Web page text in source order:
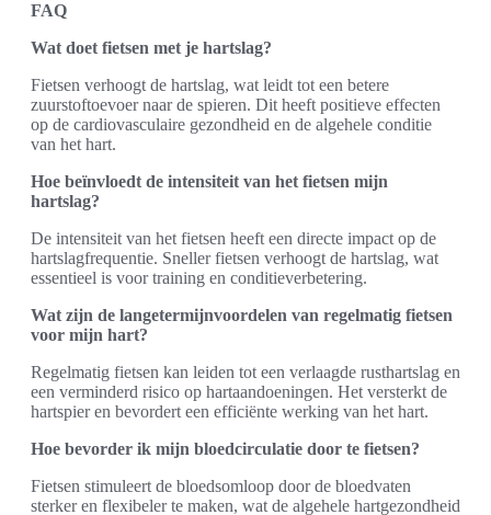
FAQ
Wat doet fietsen met je hartslag?
Fietsen verhoogt de hartslag, wat leidt tot een betere
zuurstoftoevoer naar de spieren. Dit heeft positieve effecten
op de cardiovasculaire gezondheid en de algehele conditie
van het hart.
Hoe beïnvloedt de intensiteit van het fietsen mijn
hartslag?
De intensiteit van het fietsen heeft een directe impact op de
hartslagfrequentie. Sneller fietsen verhoogt de hartslag, wat
essentieel is voor training en conditieverbetering.
Wat zijn de langetermijnvoordelen van regelmatig fietsen
voor mijn hart?
Regelmatig fietsen kan leiden tot een verlaagde rusthartslag en
een verminderd risico op hartaandoeningen. Het versterkt de
hartspier en bevordert een efficiënte werking van het hart.
Hoe bevorder ik mijn bloedcirculatie door te fietsen?
Fietsen stimuleert de bloedsomloop door de bloedvaten
sterker en flexibeler te maken, wat de algehele hartgezondheid